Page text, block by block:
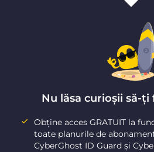
Nu lăsa curioșii să-ți
Obține acces GRATUIT la
toate planurile de
CyberGhost ID Guard și